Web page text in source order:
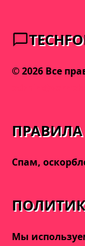
© 2026 Все
Спам,
Мы